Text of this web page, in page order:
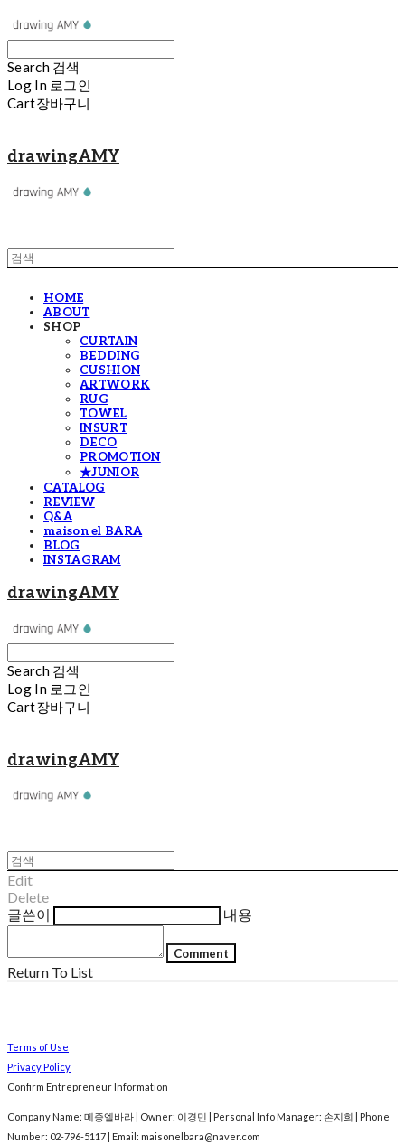
Search 검색
Log In 로그인
Cart장바구니
drawingAMY
HOME
ABOUT
SHOP
CURTAIN
BEDDING
CUSHION
ARTWORK
RUG
TOWEL
INSURT
DECO
PROMOTION
★JUNIOR
CATALOG
REVIEW
Q&A
maison el BARA
BLOG
INSTAGRAM
drawingAMY
Search 검색
Log In 로그인
Cart장바구니
drawingAMY
Edit
Delete
글쓴이
내용
Comment
Return To List
Terms of Use
Privacy Policy
Confirm Entrepreneur Information
Company Name: 메종엘바라 | Owner: 이경민 | Personal Info Manager: 손지희 | Phone
Number: 02-796-5117 | Email: maisonelbara@naver.com